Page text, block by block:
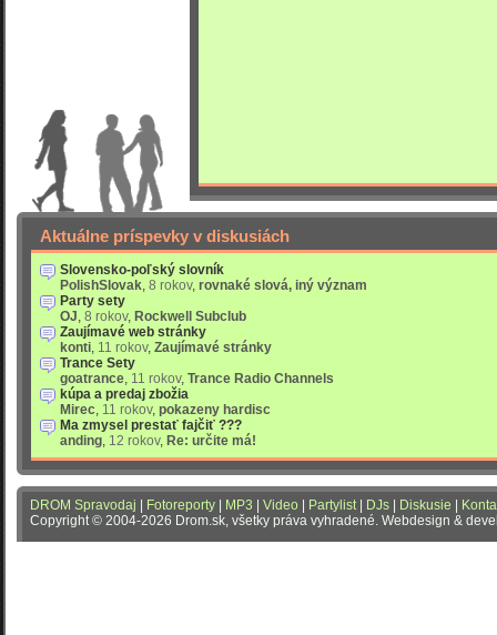
Aktuálne príspevky v diskusiách
Slovensko-poľský slovník
PolishSlovak, 8 rokov, rovnaké slová, iný význam
Party sety
OJ, 8 rokov, Rockwell Subclub
Zaujímavé web stránky
konti, 11 rokov, Zaujímavé stránky
Trance Sety
goatrance, 11 rokov, Trance Radio Channels
kúpa a predaj zbožia
Mirec, 11 rokov, pokazeny hardisc
Ma zmysel prestať fajčiť ???
anding, 12 rokov, Re: určite má!
DROM Spravodaj Fotoreporty MP3 Video Partylist| DJs Diskusie
Copyright © 2004-2026 Drom.sk, všetky práva vyhradené. Webdesign &